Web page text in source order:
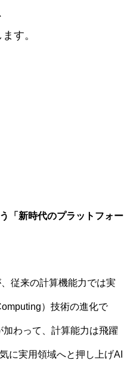
す。
「新時代のプラットフォー
従来の計算機能力では実
）技術の進化で
わって、計算能力は飛躍
に実用領域へと押し上げAI